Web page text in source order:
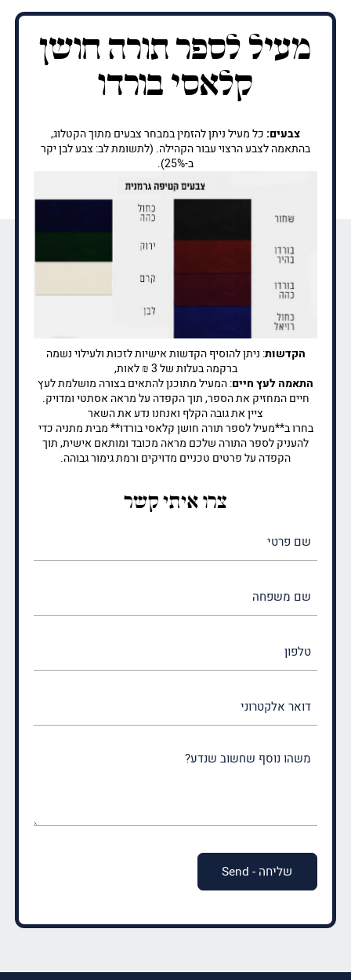
מעיל לספר תורה חושן
קלאסי בורדו
צבעים: כל מעיל ניתן להזמין במבחר צבעים מתוך הקטלוג,
בהתאמה לצבע הרצוי עבור הקהילה. (לתשומת לב: צבע לבן יקר
ב-25%).
הקדשות: ניתן להוסיף הקדשות אישיות לזכות ולעילוי נשמה
ברקמה בעלות של 3 ₪ לאות,
התאמה לעץ חיים: המעיל מתוכנן להתאים בצורה מושלמת לעץ
חיים המחזיק את הספר, תוך הקפדה על מראה אסתטי ומדויק.
ציין את גובה הקלף ואנחנו נדע את השאר
בחרו ב**מעיל לספר תורה חושן קלאסי בורדו** מבית מתניה כדי
להעניק לספר התורה שלכם מראה מכובד ומותאם אישית, תוך
הקפדה על פרטים טכניים מדויקים ורמת גימור גבוהה.
צרו איתי קשר
(חובה)
(חובה)